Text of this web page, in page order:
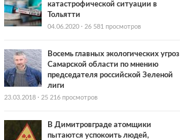
катастрофической ситуации в
Тольятти
04.06.2020 · 26 581 просмотров
Восемь главных экологических угроз
Самарской области по мнению
председателя российской Зеленой
лиги
23.03.2018 · 25 216 просмотров
В Димитровграде атомщики
пытаются успокоить людей,